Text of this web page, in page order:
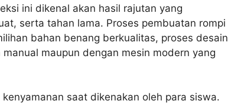
ini dikenal akan hasil rajutan yang
serta tahan lama. Proses pembuatan rompi
bahan benang berkualitas, proses desain
maupun dengan mesin modern yang
saat dikenakan oleh para siswa.